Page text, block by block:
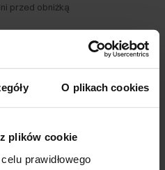
O plikach cookies
plików cookie
prawidłowego
przed obniżką